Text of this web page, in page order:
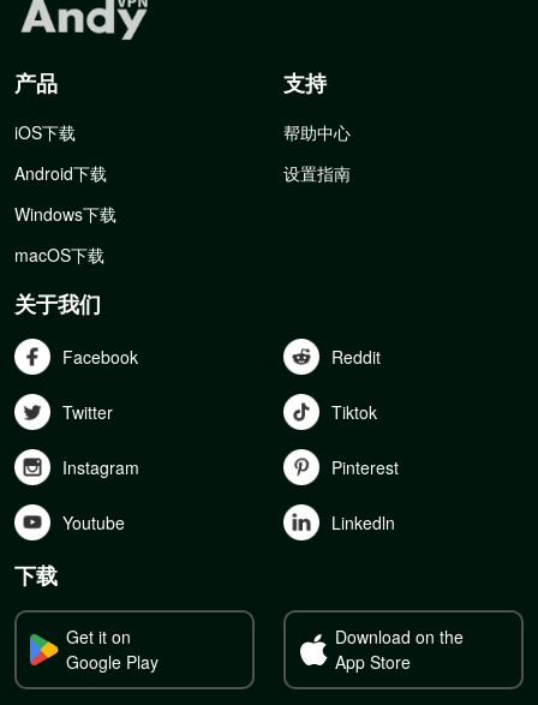
产品
iOS下载
Android下载
Windows下载
macOS下载
支持
帮助中心
设置指南
关于我们
Facebook Reddit
Twitter Tiktok
Instagram Pinterest
Youtube Linkedln
下载
Get it on
Google Play
Download on the
App Store